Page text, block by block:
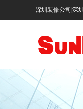
深圳装修公司|深